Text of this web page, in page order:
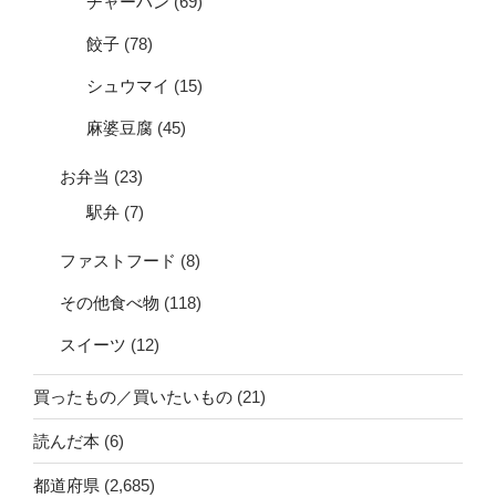
餃子 (78)
シュウマイ (15)
麻婆豆腐 (45)
お弁当 (23)
駅弁 (7)
ファストフード (8)
その他食べ物 (118)
スイーツ (12)
買ったもの／買いたいもの (21)
読んだ本 (6)
都道府県 (2,685)